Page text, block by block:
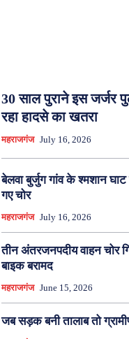
30 साल पुराने इस जर्जर
रहा हादसे का खतरा
महराजगंज July 16, 2026
बेलवा बुर्जुग गांव के श्मशान
गए चोर
महराजगंज July 16, 2026
तीन अंतरजनपदीय वाहन चोर
बाइक बरामद
महराजगंज June 15, 2026
जब सड़क बनी तालाब तो